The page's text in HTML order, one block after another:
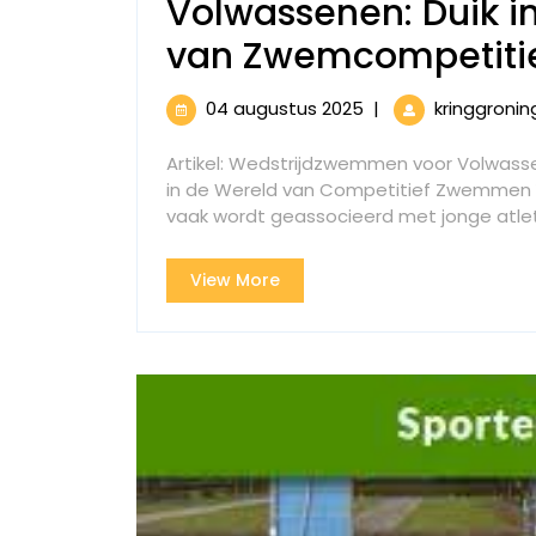
Volwassenen: Duik
van
04 augustus 2025 04
augustus
2025
|
Artikel: Wedstrijdzwemmen voor
in de Wereld van Competitief
vaak wordt geassocieerd met jonge
View MoreView
More